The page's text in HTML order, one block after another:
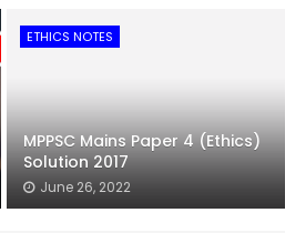
ETHICS NOTES
MPPSC Mains Paper 4 (Ethics)
Solution 2017
June 26, 2022